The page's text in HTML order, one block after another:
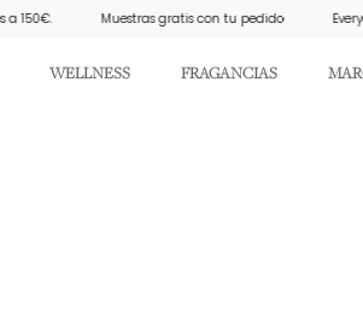
Muestras gratis con tu pedido Everyday
WELLNESS FRAGANCIAS